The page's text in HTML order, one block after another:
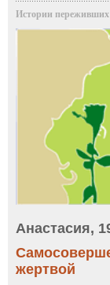
Истории переживших
Анастасия,
жертвой